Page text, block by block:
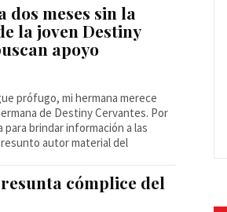
dos meses sin la
la joven Destiny
apoyo
prófugo, mi hermana merece
de Destiny Cervantes. Por
brindar información a las
autor material del
cómplice del